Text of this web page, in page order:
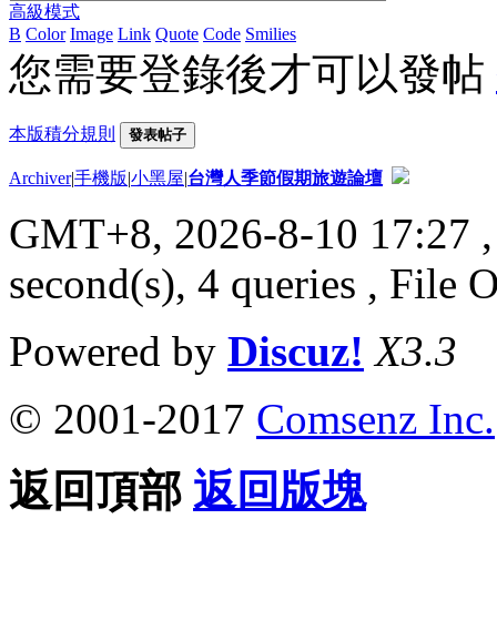
高級模式
B Color Image Link Quote Code Smilies
您需要登錄後才可以發帖
本版積分規則 發表帖子
Archiver|手機版|小黑屋|台灣人季節假期旅遊論壇
GMT+8, 2026-8-10 17:27
second(s), 4 queries , File
Powered by Discuz! X3.3
© 2001-2017 Comsenz Inc.
返回頂部 返回版塊